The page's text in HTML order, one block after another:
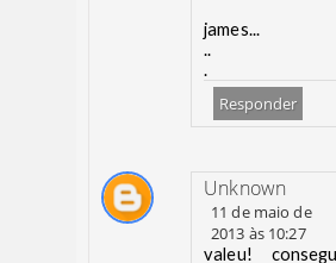
james...
..
.
Responder
Unknown
11 de maio de
2013 às 10:27
valeu!